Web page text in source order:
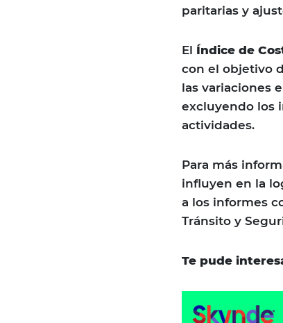
paritarias y
El Índice de
con el objetivo
las variaciones
excluyendo los
actividades.
Para más
influyen en la
a los informes
Tránsito y
Te pude